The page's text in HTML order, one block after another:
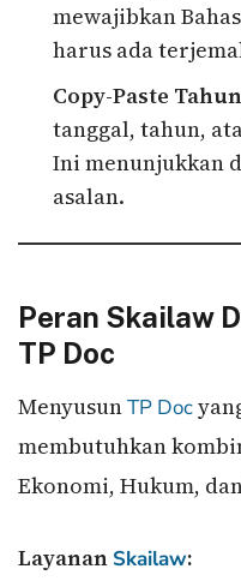
mewajibkan
harus ada
Copy-Paste
tanggal, tahun,
Ini menunjukkan
asalan.
Peran Skailaw
TP Doc
MenyusunTP Doc
membutuhkan
Ekonomi, Hukum,
Layanan Skailaw: